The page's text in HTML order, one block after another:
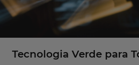
Tecnologia Verde para